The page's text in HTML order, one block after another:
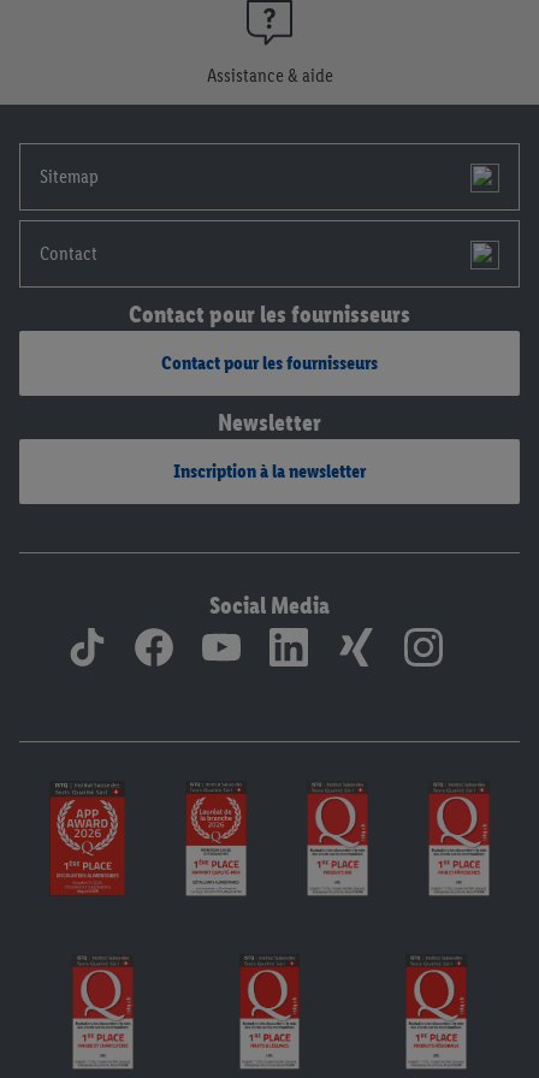
Assistance & aide
Sitemap
Contact
Contact pour les fournisseurs
Contact pour les fournisseurs
Newsletter
Inscription à la newsletter
Social Media
consentement à tout moment avec effet pour l’avenir, dans
déclaration de confidentialité
mentions légales, c’est ici.